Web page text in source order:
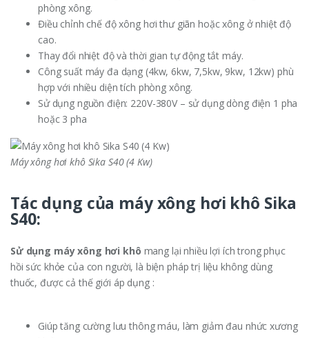
phòng xông.
Điều chỉnh chế độ xông hơi thư giãn hoặc xông ở nhiệt độ
cao.
Thay đổi nhiệt độ và thời gian tự động tắt máy.
Công suất máy đa dạng (4kw, 6kw, 7,5kw, 9kw, 12kw) phù
hợp với nhiều diện tích phòng xông.
Sử dụng nguồn điện: 220V-380V – sử dụng dòng điện 1 pha
hoặc 3 pha
Máy xông hơi khô Sika S40 (4 Kw)
Tác dụng của máy xông hơi khô Sika
S40:
Sử dụng máy xông hơi khô mang lại nhiều lợi ích trong phục
hồi sức khỏe của con người, là biện pháp trị liệu không dùng
thuốc, được cả thế giới áp dụng :
Giúp tăng cường lưu thông máu, làm giảm đau nhức xương